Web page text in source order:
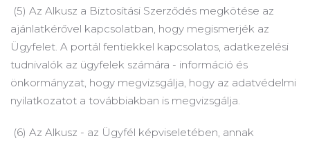
(5) Az Alkusz a Biztosítási Szerződés megkötése az
ajánlatkérővel kapcsolatban, hogy megismerjék az
Ügyfelet. A portál fentiekkel kapcsolatos, adatkezelési
tudnivalók az ügyfelek számára - információ és
önkormányzat, hogy megvizsgálja, hogy az adatvédelmi
nyilatkozatot a továbbiakban is megvizsgálja.
(6) Az Alkusz - az Ügyfél képviseletében, annak